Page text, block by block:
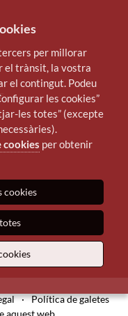
· Política de galetes
aquest web
per millorar
el trànsit, la vostra
el contingut. Podeu
les cookies”
les totes” (excepte
cookies per obtenir
cookies